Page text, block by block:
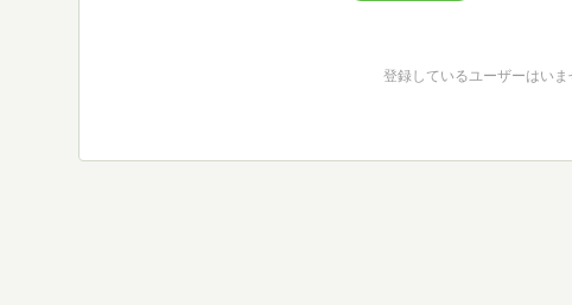
登録しているユーザーはいま